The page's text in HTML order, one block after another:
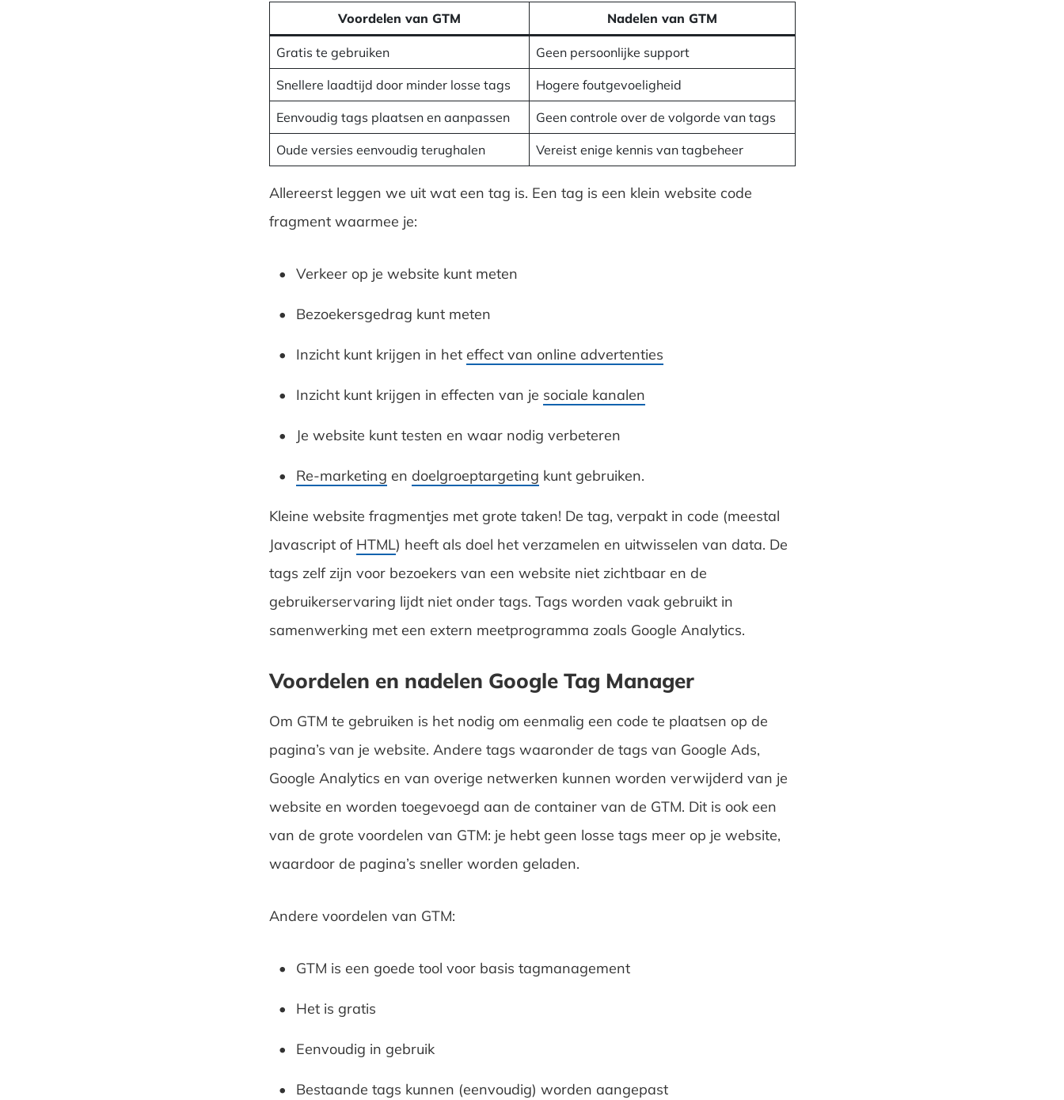
Voordelen van GTM Nadelen van GTM
Gratis te gebruiken Geen persoonlijke support
Snellere laadtijd door minder losse tags Hogere foutgevoeligheid
Eenvoudig tags plaatsen en aanpassen Geen controle over de volgorde van tags
Oude versies eenvoudig terughalen Vereist enige kennis van tagbeheer
Allereerst leggen we uit wat een tag is. Een tag is een klein website code
fragment waarmee je:
Verkeer op je website kunt meten
Bezoekersgedrag kunt meten
Inzicht kunt krijgen in het effect van online advertenties
Inzicht kunt krijgen in effecten van je sociale kanalen
Je website kunt testen en waar nodig verbeteren
Re-marketing en doelgroeptargeting kunt gebruiken.
Kleine website fragmentjes met grote taken! De tag, verpakt in code (meestal
Javascript of HTML) heeft als doel het verzamelen en uitwisselen van data. De
tags zelf zijn voor bezoekers van een website niet zichtbaar en de
gebruikerservaring lijdt niet onder tags. Tags worden vaak gebruikt in
samenwerking met een extern meetprogramma zoals Google Analytics.
Voordelen en nadelen Google Tag Manager
Om GTM te gebruiken is het nodig om eenmalig een code te plaatsen op de
pagina’s van je website. Andere tags waaronder de tags van Google Ads,
Google Analytics en van overige netwerken kunnen worden verwijderd van je
website en worden toegevoegd aan de container van de GTM. Dit is ook een
van de grote voordelen van GTM: je hebt geen losse tags meer op je website,
waardoor de pagina’s sneller worden geladen.
Andere voordelen van GTM:
GTM is een goede tool voor basis tagmanagement
Het is gratis
Eenvoudig in gebruik
Bestaande tags kunnen (eenvoudig) worden aangepast